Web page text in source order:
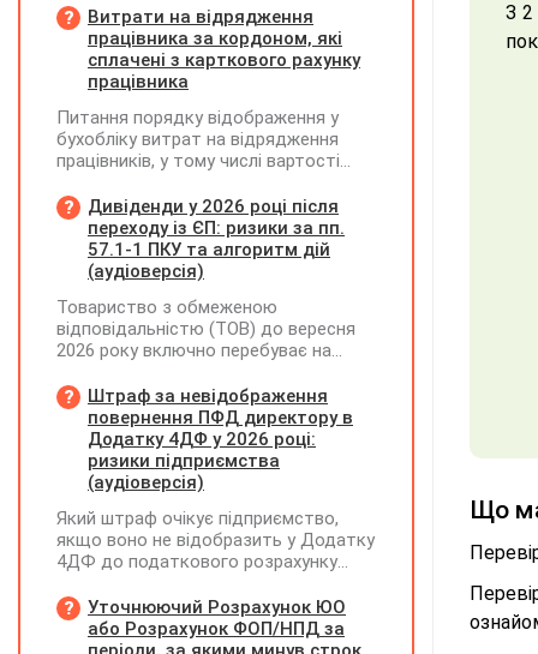
З 2
Що
Витрати на відрядження
працівника за кордоном, які
сплачені з карткового рахунку
працівника
Питання порядку відображення у
бухобліку витрат на відрядження
працівників, у тому числі вартості
карткового рахунку працівника та
підтвердження таких операцій
первинними документами, належать
до компетенції Мінфіну
Дивіденди у 2026 році після
переходу із ЄП: ризики за пп.
57.1-1 ПКУ та алгоритм дій
(аудіоверсія)
Товариство з обмеженою
відповідальністю (ТОВ) до вересня
2026 року включно перебуває на
(єдиний податок, 3 група, ставка 5%,
неплатник ПДВ). З 1 жовтня 2026
року підприємство переходить на
загальну систему оподаткування
(стає платником податку на
діяльності у періоді 2024–2025 років
(під час перебування на спрощеній
системі) підприємство отримало
нерозподіленого прибутку в балансі
становить 18 млн грн. Наприкінці
Штраф за невідображення
повернення ПФД директору в
Додатку 4ДФ у 2026 році:
ризики підприємства
(аудіоверсія)
Який штраф очікує підприємство,
якщо воно не відобразить у Додатку
4ДФ до податкового розрахунку
допомоги (ПФД) директору?
Уточнюючий Розрахунок ЮО
або Розрахунок ФОП/НПД за